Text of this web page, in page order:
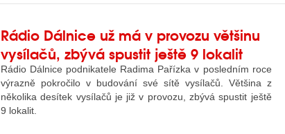
Rádio Dálnice už má v provozu většinu
vysílačů, zbývá spustit ještě 9 lokalit
Rádio Dálnice podnikatele Radima Pařízka v posledním roce
výrazně pokročilo v budování své sítě vysílačů. Většina z
několika desítek vysílačů je již v provozu, zbývá spustit ještě
9 lokalit.